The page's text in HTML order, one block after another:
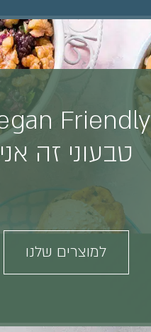
Friendly
טבעוני זה אני
למוצרים שלנו